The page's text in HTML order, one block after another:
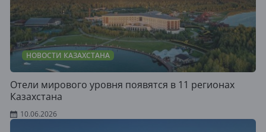
НОВОСТИ КАЗАХСТАНА
Отели мирового уровня появятся в 11 регионах
Казахстана
10.06.2026